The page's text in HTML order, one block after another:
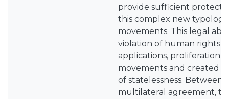
provide sufficient
this complex new
movements. This legal
violation of human rights,
applications, proliferation
movements and created
of statelessness. Between
multilateral agreement,